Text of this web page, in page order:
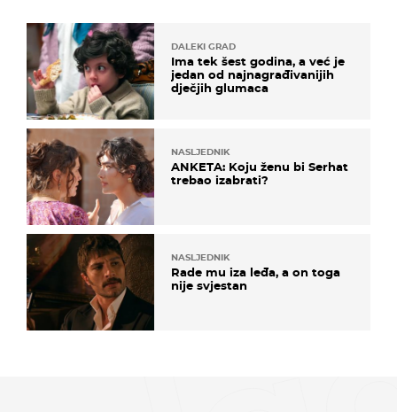
DALEKI GRAD
Ima tek šest godina, a već je
jedan od najnagrađivanijih
dječjih glumaca
NASLJEDNIK
ANKETA: Koju ženu bi Serhat
trebao izabrati?
NASLJEDNIK
Rade mu iza leđa, a on toga
nije svjestan